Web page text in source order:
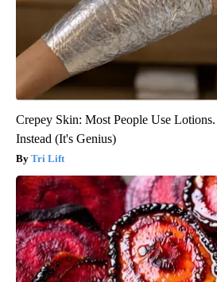
Crepey Skin: Most People Use
Instead (It's Genius)
Tri Lift